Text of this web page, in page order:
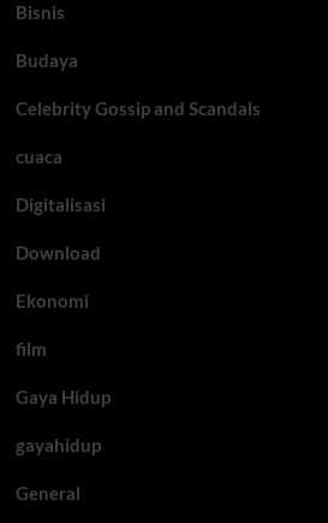
Bisnis
Budaya
Celebrity Gossip and Scandals
cuaca
Digitalisasi
Download
Ekonomi
film
Gaya Hidup
gayahidup
General